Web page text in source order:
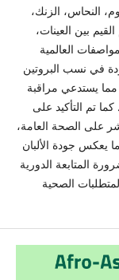
النحاس، الزنك،
بين العينات،
العالمية
في نسب البروتين
يستدعي مراقبة
تم التأكيد على
على الصحة العامة،
يعكس جودة الألبان
المتابعة الدورية
الصحية